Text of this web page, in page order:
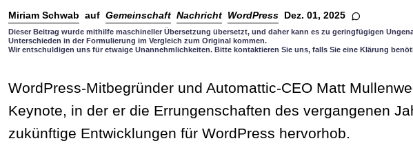
Miriam Schwab auf Gemeinschaft Nachricht WordPress Dez. 01, 2025
Dieser Beitrag wurde mithilfe maschineller Übersetzung übersetzt, und daher kann es zu geringfügigen
Unterschieden in der Formulierung im Vergleich zum Original kommen.
Wir entschuldigen uns für etwaige Unannehmlichkeiten. Bitte kontaktieren Sie uns, falls Sie eine Klärung
WordPress-Mitbegründer und Automattic-CEO Matt
Keynote, in der er die Errungenschaften des vergangenen
zukünftige Entwicklungen für WordPress hervorhob.